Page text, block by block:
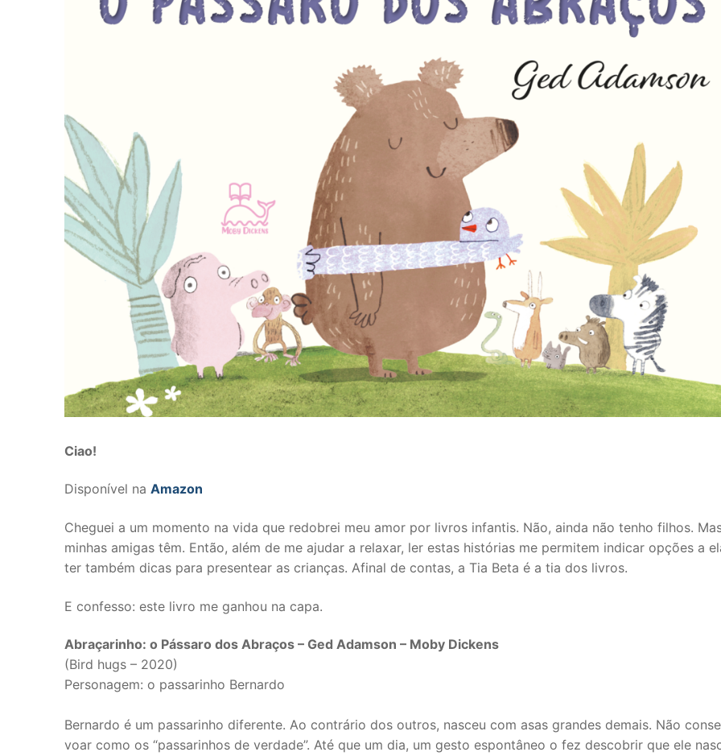
Ciao!
Disponível na Amazon
Cheguei a um momento na vida que redobrei meu amor por livros infantis. Não, ainda não tenho filhos.
minhas amigas têm. Então, além de me ajudar a relaxar, ler estas histórias me permitem indicar opções a
ter também dicas para presentear as crianças. Afinal de contas, a Tia Beta é a tia dos livros.
E confesso: este livro me ganhou na capa.
Abraçarinho: o Pássaro dos Abraços – Ged Adamson – Moby Dickens
(Bird hugs – 2020)
Personagem: o passarinho Bernardo
Bernardo é um passarinho diferente. Ao contrário dos outros, nasceu com asas grandes demais. Não
voar como os “passarinhos de verdade”. Até que um dia, um gesto espontâneo o fez descobrir que ele